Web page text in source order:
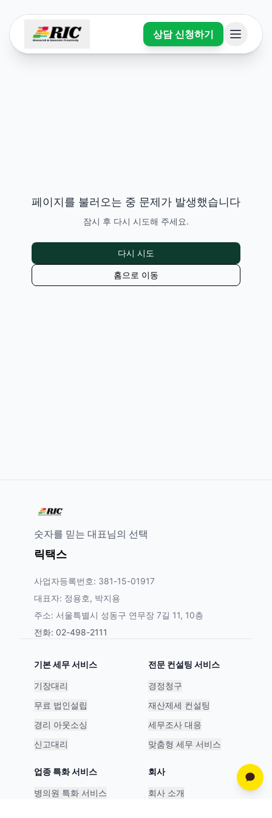
상담 신청하기
페이지를 불러오는 중 문제가 발생했습니다
잠시 후 다시 시도해 주세요.
다시 시도
홈으로 이동
숫자를 믿는 대표님의 선택
릭택스
사업자등록번호: 381-15-01917
대표자: 정용호, 박지용
주소: 서울특별시 성동구 연무장 7길 11, 10층
전화: 02-498-2111
기본 세무 서비스
기장대리
무료 법인설립
경리 아웃소싱
신고대리
전문 컨설팅 서비스
경정청구
재산제세 컨설팅
세무조사 대응
맞춤형 세무 서비스
업종 특화 서비스
병의원 특화 서비스
회사
회사 소개